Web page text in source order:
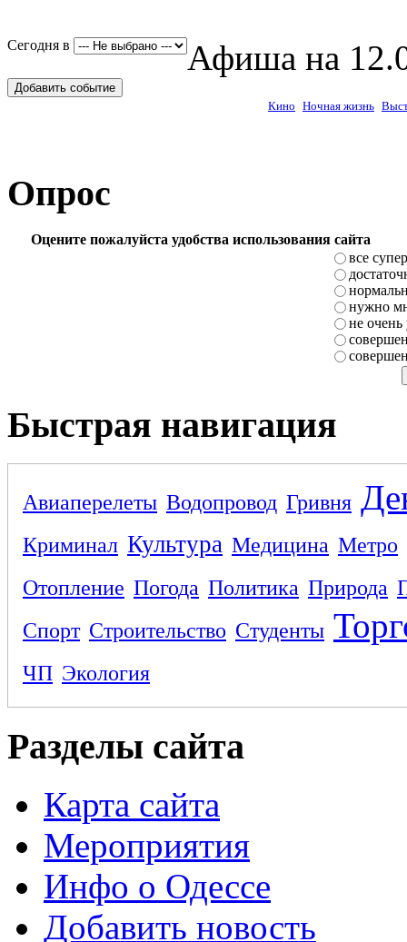
Сегодня в Афиша на
Добавить событие
Кино Ночная жизнь
Опрос
Оцените пожалуйста удобства использования сайта
все супер
нужно
не очень
Быстрая навигация
Авиаперелеты Водопровод Гривня
Криминал Культура Медицина Метро
Отопление Погода Политика Природа
Спорт Строительство Студенты
ЧП Экология
Разделы сайта
Карта сайта
Мероприятия
Инфо о Одессе
Добавить новость